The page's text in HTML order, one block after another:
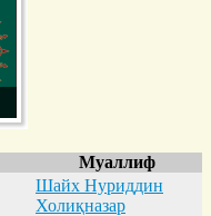
Муаллиф
Шайх Нуриддин
Холиқназар